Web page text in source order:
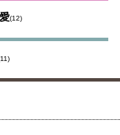
(12)